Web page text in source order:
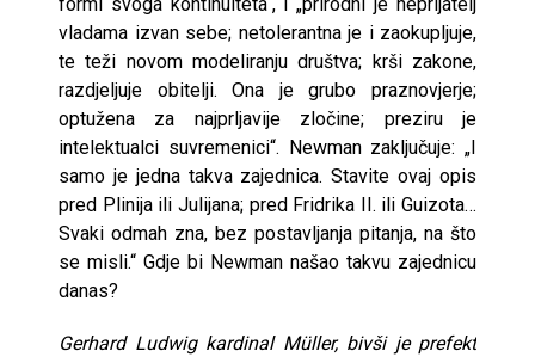
vladama izvan sebe; netolerantna je i zaokupljuje,
te teži novom modeliranju društva; krši zakone,
razdjeljuje obitelji. Ona je grubo praznovjerje;
optužena za najprljavije zločine; preziru je
intelektualci suvremenici“. Newman zaključuje: „I
samo je jedna takva zajednica. Stavite ovaj opis
pred Plinija ili Julijana; pred Fridrika II. ili Guizota…
Svaki odmah zna, bez postavljanja pitanja, na što
se misli.“ Gdje bi Newman našao takvu zajednicu
danas?
Gerhard Ludwig kardinal Müller, bivši je prefekt